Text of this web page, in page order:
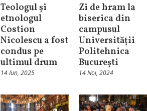
Teologul și
etnologul
Costion
Nicolescu a fost
condus pe
ultimul drum
14 Iun, 2025
Zi de hram la
biserica din
campusul
Universității
Politehnica
București
14 Noi, 2024